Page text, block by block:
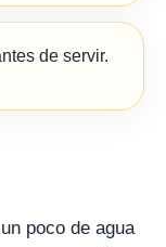
de servir.
poco de agua